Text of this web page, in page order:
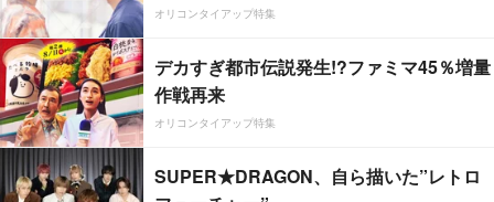
オリコンタイアップ特集
デカすぎ都市伝説発生!?ファミマ45％増量
作戦再来
オリコンタイアップ特集
SUPER★DRAGON、自ら描いた”レトロ